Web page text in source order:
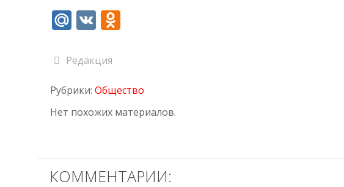
Mail.Ru
VKOdnoklassniki
Редакция
Рубрики: Общество
Нет похожих материалов.
КОММЕНТАРИИ: